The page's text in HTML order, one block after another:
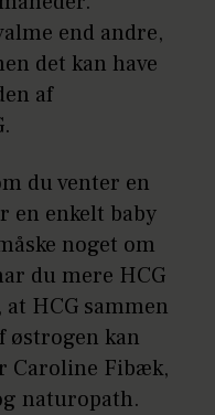
end andre,
det kan have
af
du venter en
en enkelt baby
noget om
du mere HCG
HCG sammen
østrogen kan
Caroline Fibæk,
naturopath.